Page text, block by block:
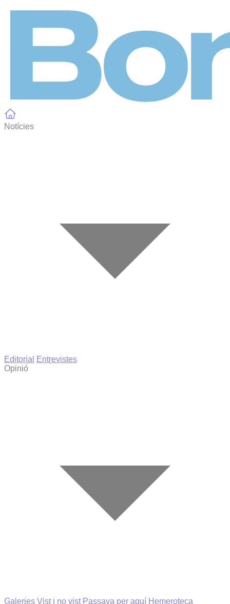
Notícies
Editorial
Entrevistes
Opinió
Galeries Vist i no vist Passava per aquí Hemeroteca